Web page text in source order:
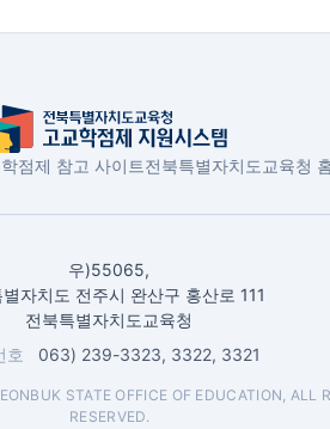
점제 참고 사이트전북특별자치도교육청
우)55065,
자치도 전주시 완산구 홍산로 111
전북특별자치도교육청
호
063) 239-3323, 3322, 3321
STATE OFFICE OF EDUCATION, ALL
RESERVED.